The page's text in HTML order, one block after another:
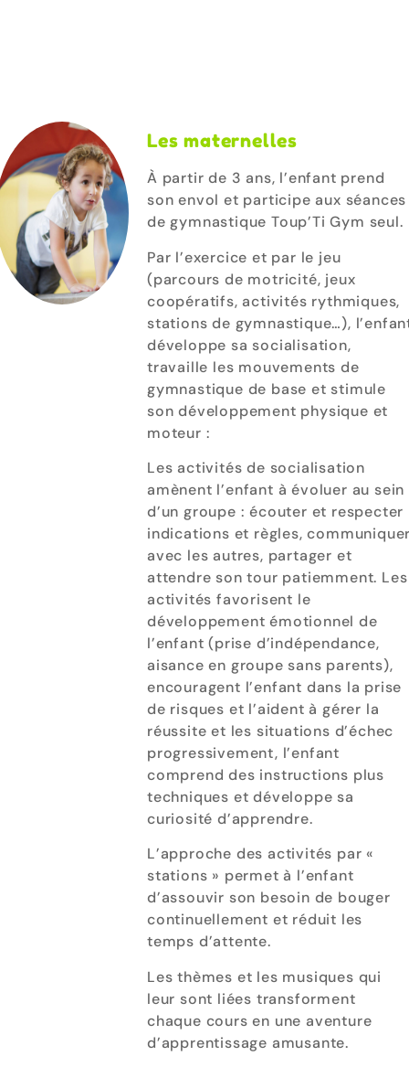
Les maternelles
À partir de 3 ans, l’enfant prend
son envol et participe aux séances
de gymnastique Toup’Ti Gym seul.
Par l’exercice et par le jeu
(parcours de motricité, jeux
coopératifs, activités rythmiques,
stations de gymnastique…),
développe sa socialisation,
travaille les mouvements de
gymnastique de base et stimule
son développement physique et
moteur :
Les activités de socialisation
amènent l’enfant à évoluer au sein
d’un groupe : écouter et respecter
indications et règles,
avec les autres, partager et
attendre son tour patiemment. Les
activités favorisent le
développement émotionnel de
l’enfant (prise d’indépendance,
aisance en groupe sans parents),
encouragent l’enfant dans la prise
de risques et l’aident à gérer la
réussite et les situations d’échec
progressivement, l’enfant
comprend des instructions plus
techniques et développe sa
curiosité d’apprendre.
L’approche des activités par «
stations » permet à l’enfant
d’assouvir son besoin de bouger
continuellement et réduit les
temps d’attente.
Les thèmes et les musiques qui
leur sont liées transforment
chaque cours en une aventure
d’apprentissage amusante.